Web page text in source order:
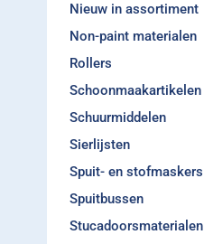
Nieuw in assortiment
Non-paint materialen
Rollers
Schoonmaakartikelen
Schuurmiddelen
Sierlijsten
Spuit- en stofmaskers
Spuitbussen
Stucadoorsmaterialen